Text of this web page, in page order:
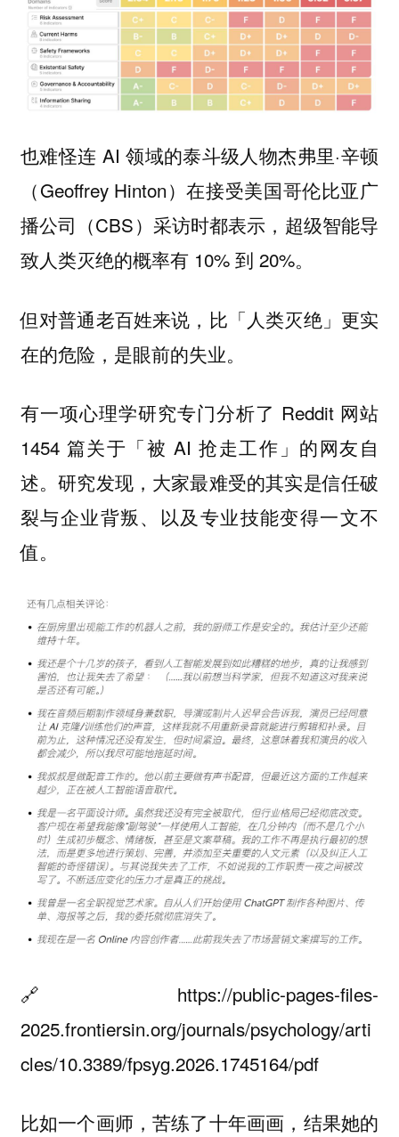
也难怪连 AI 领域的泰斗级人物杰弗里·辛顿
（Geoffrey Hinton）在接受美国哥伦比亚广
播公司（CBS）采访时都表示，超级智能导
致人类灭绝的概率有 10% 到 20%。
但对普通老百姓来说，比「人类灭绝」更实
在的危险，是眼前的失业。
有一项心理学研究专门分析了 Reddit 网站
1454 篇关于「被 AI 抢走工作」的网友自
述。研究发现，大家最难受的其实是信任破
裂与企业背叛、以及专业技能变得一文不
值。
🔗 https://public-pages-files-
2025.frontiersin.org/journals/psychology/arti
cles/10.3389/fpsyg.2026.1745164/pdf
比如一个画师，苦练了十年画画，结果她的